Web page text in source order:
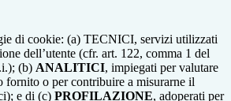
di cookie: (a) TECNICI, servizi utilizzati
dell’utente (cfr. art. 122, comma 1 del
(b) ANALITICI, impiegati per valutare
fornito o per contribuire a misurarne il
e di (c) PROFILAZIONE, adoperati per